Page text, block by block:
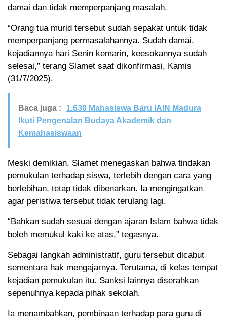
damai dan tidak memperpanjang masalah.
“Orang tua murid tersebut sudah sepakat untuk tidak
memperpanjang permasalahannya. Sudah damai,
kejadiannya hari Senin kemarin, keesokannya sudah
selesai,” terang Slamet saat dikonfirmasi, Kamis
(31/7/2025).
Baca juga :
1.630 Mahasiswa Baru IAIN Madura
Ikuti Pengenalan Budaya Akademik dan
Kemahasiswaan
Meski demikian, Slamet menegaskan bahwa tindakan
pemukulan terhadap siswa, terlebih dengan cara yang
berlebihan, tetap tidak dibenarkan. Ia mengingatkan
agar peristiwa tersebut tidak terulang lagi.
“Bahkan sudah sesuai dengan ajaran Islam bahwa tidak
boleh memukul kaki ke atas,” tegasnya.
Sebagai langkah administratif, guru tersebut dicabut
sementara hak mengajarnya. Terutama, di kelas tempat
kejadian pemukulan itu. Sanksi lainnya diserahkan
sepenuhnya kepada pihak sekolah.
Ia menambahkan, pembinaan terhadap para guru di